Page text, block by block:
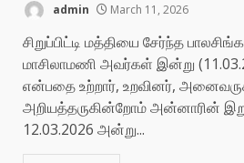
admin March 11, 2026
சிறுப்பிட்டி மத்தியை சேர்ந்த
மாசிலாமணி அவர்கள் இன்று
என்பதை உற்றார், உறவினர்,
அறியத்தருகின்றோம் அன்னாரின்
12.03.2026 அன்று...